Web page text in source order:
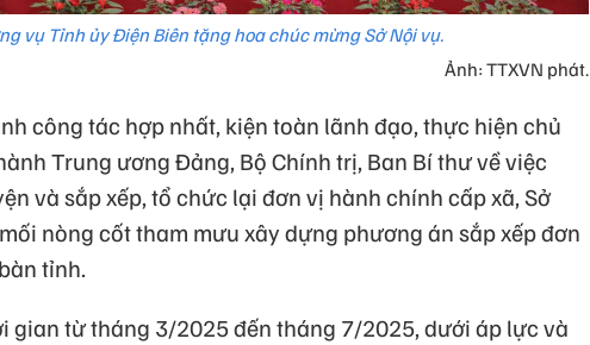
vụ Tỉnh ủy Điện Biên tặng hoa chúc mừng Sở Nội vụ.
Ảnh: TTXVN phát.
công tác hợp nhất, kiện toàn lãnh đạo, thực hiện chủ
Trung ương Đảng, Bộ Chính trị, Ban Bí thư về việc
và sắp xếp, tổ chức lại đơn vị hành chính cấp xã, Sở
nòng cốt tham mưu xây dựng phương án sắp xếp đơn
tỉnh.
gian từ tháng 3/2025 đến tháng 7/2025, dưới áp lực và